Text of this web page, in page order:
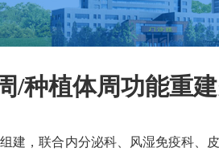
/种植体周功能重
建，联合内分泌科、风湿免疫科